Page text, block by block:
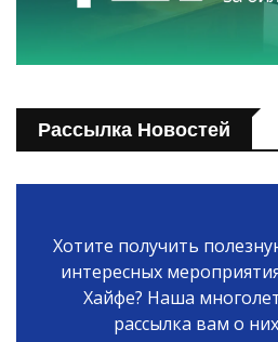
Рассылка Новостей
Хотите получить
интересных
Хайфе? Наша
рассылка вам о